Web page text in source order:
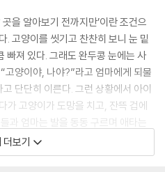
을 알아보기 전까지만’이란 조건으
. 고양이를 씻기고 찬찬히 보니 눈 밑
빠져 있다. 그래도 완두콩 눈에는 사
고양이야, 나야?”라고 엄마에게 되물
단단히 이른다. 그런 상황에서 아이
가 고양이가 도망을 치고, 잔뜩 겁에
과 엄마는 발을 동동 구르며 애타는
럴수록 고양이는 더 높이 올라가고 좀
대기에서 고양이는 무엇을 피해서
더보기